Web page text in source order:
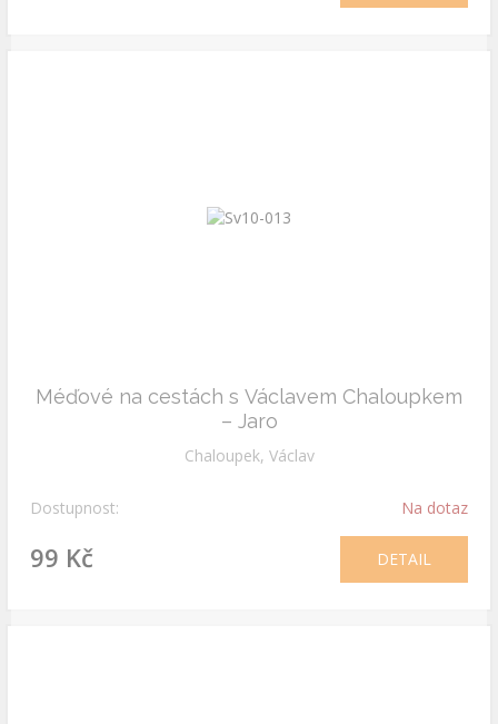
Méďové na cestách s Václavem Chaloupkem
– Jaro
Chaloupek, Václav
Dostupnost: Na dotaz
99 Kč DETAIL